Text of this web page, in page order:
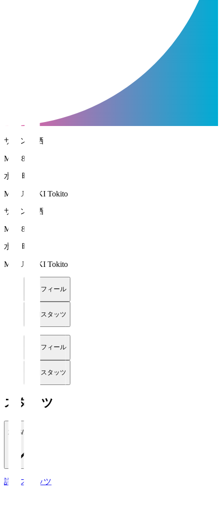
サガン鳥栖
MF 38
水巻 時飛
MIZUMAKI Tokito
サガン鳥栖
MF 38
水巻 時飛
MIZUMAKI Tokito
プロフィール
詳細スタッツ
プロフィール
詳細スタッツ
スタッツ
2026/27
詳細スタッツ